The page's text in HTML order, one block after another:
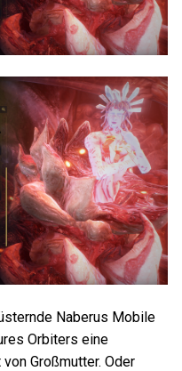
Naberus Mobile
Orbiters eine
Großmutter. Oder